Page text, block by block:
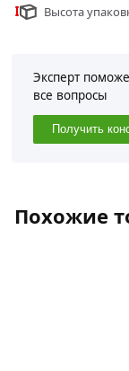
Высота
Эксперт
все вопросы
Получить
Похожие